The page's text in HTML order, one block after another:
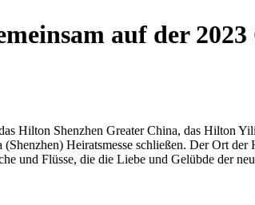
auf der
Hilton Shenzhen Greater China, das Hilton
Heiratsmesse schließen. Der Ort der
und Flüsse, die die Liebe und Gelübde der